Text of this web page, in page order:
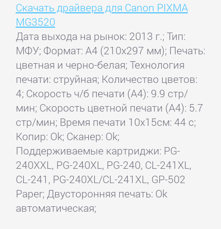
Скачать драйвера для Canon PIXMA
MG3520
Дата выхода на рынок: 2013 г.; Тип:
МФУ; Формат: A4 (210x297 мм); Печать:
цветная и черно-белая; Технология
печати: струйная; Количество цветов:
4; Скорость ч/б печати (А4): 9.9 стр/
мин; Скорость цветной печати (А4): 5.7
стр/мин; Время печати 10x15см: 44 с;
Копир: Ok; Сканер: Ok;
Поддерживаемые картриджи: PG-
240XXL, PG-240XL, PG-240, CL-241XL,
CL-241, PG-240XL/CL-241XL, GP-502
Paper; Двусторонняя печать: Ok
автоматическая;